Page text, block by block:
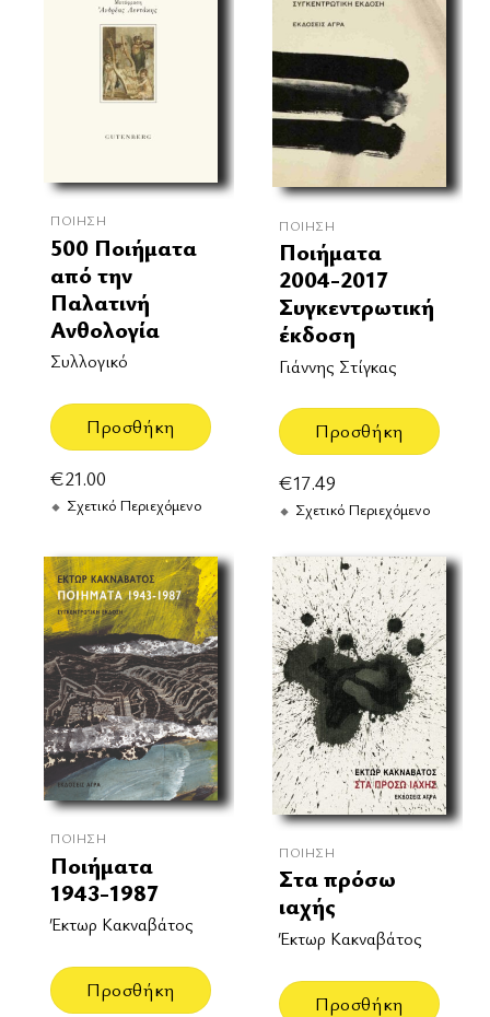
ΠΟΊΗΣΗ
500 Ποιήματα
από την
Παλατινή
Ανθολογία
Συλλογικό
Προσθήκη
€21.00
Σχετικό Περιεχόμενο
ΠΟΊΗΣΗ
Ποιήματα
2004-2017
Συγκεντρωτική
έκδοση
Γιάννης Στίγκας
Προσθήκη
€17.49
Σχετικό Περιεχόμενο
ΠΟΊΗΣΗ
Ποιήματα
1943-1987
Έκτωρ Κακναβάτος
Προσθήκη
ΠΟΊΗΣΗ
Στα πρόσω
ιαχής
Έκτωρ Κακναβάτος
Προσθήκη